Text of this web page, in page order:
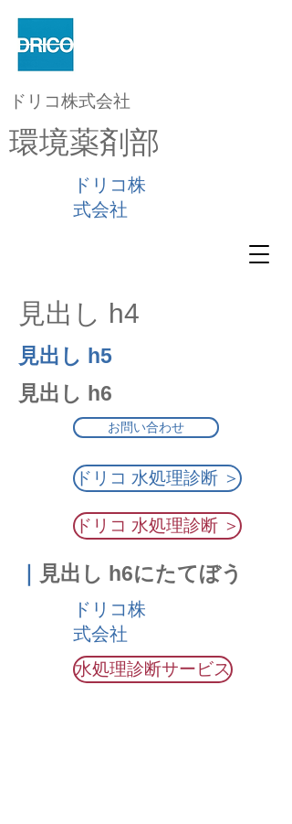
ドリコ株式会社
環境薬剤部
ドリコ株
式会社
見出し h4
見出し h5
見出し h6
見出し h6にたてぼう
お問い合わせ
ドリコ株
式会社
ドリコ 水処理診断 ＞
ドリコ 水処理診断 ＞
水処理診断サービス